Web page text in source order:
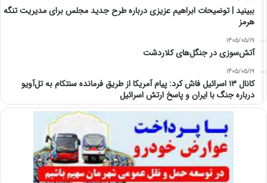
ببینید | توضیحات ابراهیم عزیزی درباره طرح جدید مجلس برای مدیریت تنگه
هرمز
1405/05/19
آتش‌سوزی در جنگل‌های کلاردشت
1405/05/19
کانال ۱۳ اسرائیل فاش کرد: پیام آمریکا از طریق فرمانده سنتکام به تل‌آویو
درباره جنگ با ایران و پاسخ ارتش اسرائیل